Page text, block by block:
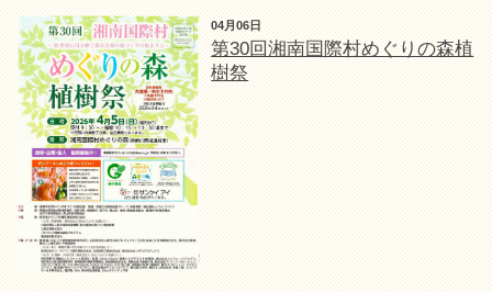
04月06日
第30回湘南国際村めぐりの森植
樹祭